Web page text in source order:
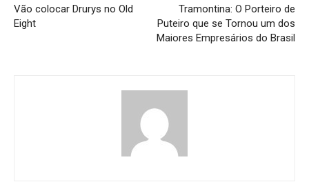
Vão colocar Drurys no Old
Eight
Tramontina: O Porteiro de
Puteiro que se Tornou um dos
Maiores Empresários do Brasil